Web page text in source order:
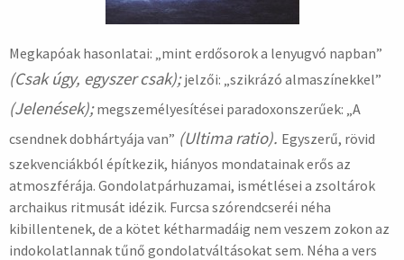
Megkapóak hasonlatai: „mint erdősorok a lenyugvó napban”
(Csak úgy, egyszer csak);jelzői: „szikrázó almaszínekkel”
(Jelenések);megszemélyesítései paradoxonszerűek: „A
csendnek dobhártyája van” (Ultima ratio). Egyszerű, rövid
szekvenciákból építkezik, hiányos mondatainak erős az
atmoszférája. Gondolatpárhuzamai, ismétlései a zsoltárok
archaikus ritmusát idézik. Furcsa szórendcseréi néha
kibillentenek, de a kötet kétharmadáig nem veszem zokon az
indokolatlannak tűnő gondolatváltásokat sem. Néha a vers